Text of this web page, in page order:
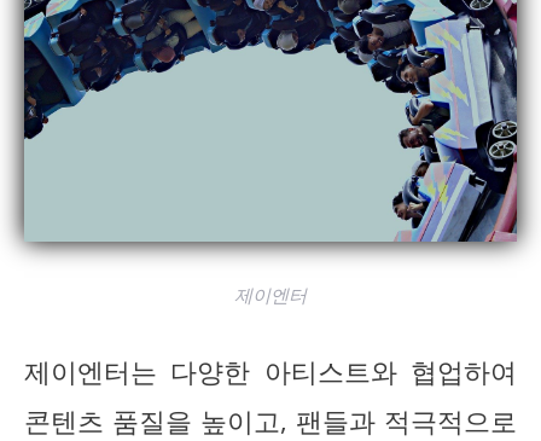
제이엔터
제이엔터는 다양한 아티스트와 협업하여
콘텐츠 품질을 높이고, 팬들과 적극적으로